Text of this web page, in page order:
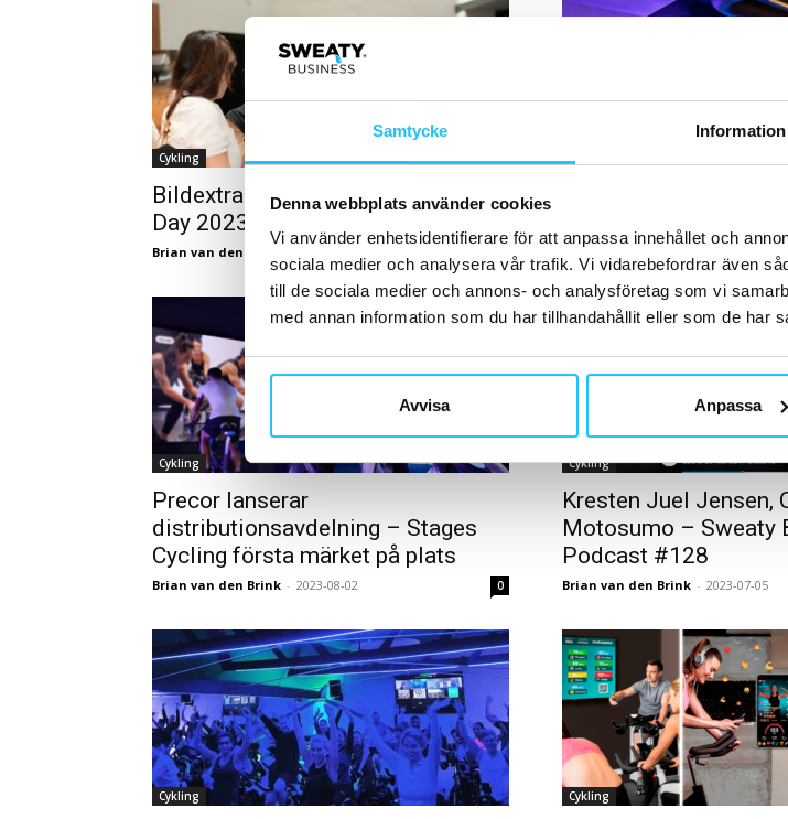
Samtycke Information
Denna webbplats använder cookies
Vi använder enhetsidentifierare för att anpassa innehållet och
sociala medier och analysera vår trafik. Vi vidarebefordrar även
till de sociala medier och annons- och analysföretag som vi
med annan information som du har tillhandahållit eller som de har
Avvisa Anpassa
Cykling
Bildextra: Les Mills Management
Day 2023
Brian van den Brink
Cykling
Stockholms första e-
Brian van den Brink
Cykling
Precor lanserar
distributionsavdelning – Stages
Cycling första märket på plats
Brian van den Brink - 2023-08-02 0
Cykling
Kresten Juel Jensen,
Motosumo – Sweaty
Podcast #128
Brian van den Brink - 2023-07-05
Cykling Cykling